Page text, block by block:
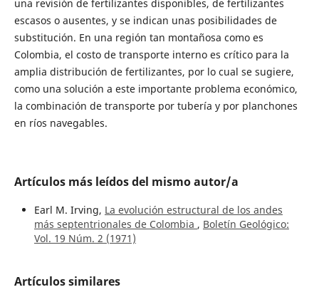
una revisión de fertilizantes disponibles, de fertilizantes
escasos o ausentes, y se indican unas posibilidades de
substitución. En una región tan montañosa como es
Colombia, el costo de transporte interno es crítico para la
amplia distribución de fertilizantes, por lo cual se sugiere,
como una solución a este importante problema económico,
la combinación de transporte por tubería y por planchones
en ríos navegables.
Artículos más leídos del mismo autor/a
Earl M. Irving, La evolución estructural de los andes
más septentrionales de Colombia , Boletín Geológico:
Vol. 19 Núm. 2 (1971)
Artículos similares